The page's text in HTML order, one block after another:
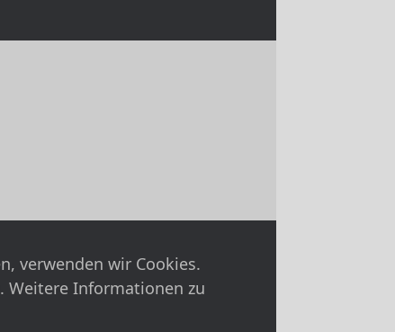
verwenden wir Cookies.
Weitere Informationen zu